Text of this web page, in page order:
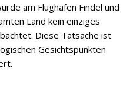
am Flughafen Findel und
Land kein einziges
Diese Tatsache ist
Gesichtspunkten